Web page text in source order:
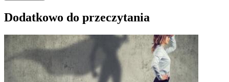
Dodatkowo do przeczytania